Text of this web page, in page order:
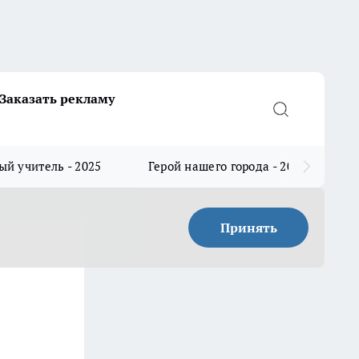
Заказать рекламу
учитель - 2025 Герой нашего города - 2025
Принять